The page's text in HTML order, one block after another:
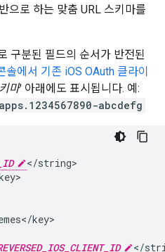
으로 하는 맞춤 URL 스키마를
구분된 필드의 순서가 반전된
솔에서 기존 iOS OAuth 클라이
마' 아래에도 표시됩니다. 예:
abcdefg
</string>
key>
</